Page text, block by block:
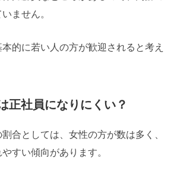
ません。
的に若い人の方が歓迎されると考え
正社員になりにくい？
合としては、女性の方が数は多く、
すい傾向があります。